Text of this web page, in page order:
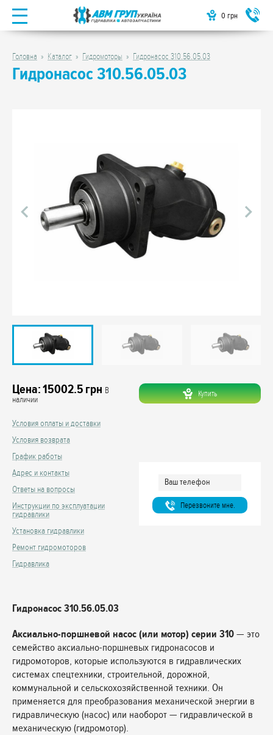
0 грн
Головна Каталог Гидромоторы Гидронасос 310.56.05.03
Гидронасос 310.56.05.03
Цена:15002.5 грн В
наличии
Купить
Условия оплаты и доставки
Условия возврата
График работы
Адрес и контакты
Ответы на вопросы
Инструкции по эксплуатации
гидравлики
Установка гидравлики
Ремонт гидромоторов
Гидравлика
Перезвоните мне.
Гидронасос 310.56.05.03
Аксиально-поршневой насос (или мотор) серии 310 — это
семейство аксиально-поршневых гидронасосов и
гидромоторов, которые используются в гидравлических
системах спецтехники, строительной, дорожной,
коммунальной и сельскохозяйственной техники. Он
применяется для преобразования механической энергии в
гидравлическую (насос) или наоборот — гидравлической в
механическую (гидромотор).